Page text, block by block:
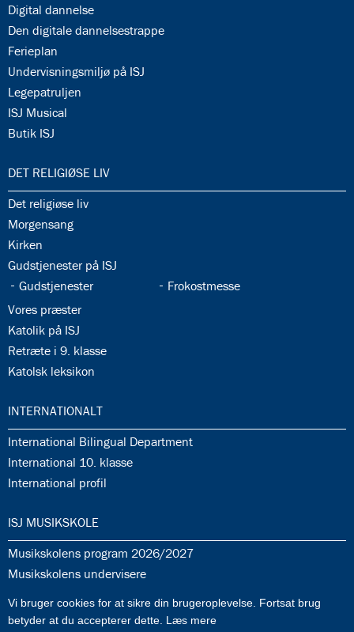
34.11:
Digital dannelse
34.12:
Den digitale dannelsestrappe
34.13:
Ferieplan
34.14:
Undervisningsmiljø på ISJ
34.15:
Legepatruljen
34.16:
ISJ Musical
34.17:
Butik ISJ
35.0:
DET RELIGIØSE LIV
35.1:
Det religiøse liv
35.2:
Morgensang
35.3:
Kirken
35.4:
Gudstjenester på ISJ
35.5:
Gudstjenester 35.6:
Frokostmesse
35.7:
Vores præster
35.8:
Katolik på ISJ
35.9:
Retræte i 9. klasse
35.10:
Katolsk leksikon
36.0:
INTERNATIONALT
36.1:
International Bilingual Department
36.2:
International 10. klasse
36.3:
International profil
37.0:
ISJ MUSIKSKOLE
37.1:
Musikskolens program 2026/2027
37.2:
Musikskolens undervisere
37.4:
Generelle informationer & betingelser
Vi bruger cookies for at sikre din brugeroplevelse. Fortsat brug
betyder at du accepterer dette. Læs mere